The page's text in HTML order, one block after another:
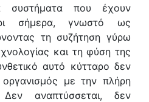
συστήματα που έχουν
σήμερα, γνωστό ως
τη συζήτηση γύρω
και τη φύση της
αυτό κύτταρο δεν
με την πλήρη
αναπτύσσεται, δεν